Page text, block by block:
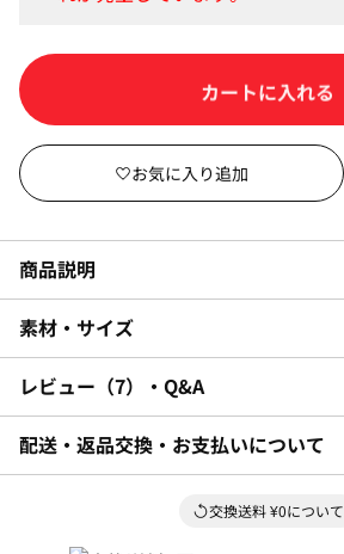
カートに入れる
商品説明
素材・サイズ
レビュー 7 ・Q&A
配送・返品交換・お支払いについて
交換送料 ¥0について